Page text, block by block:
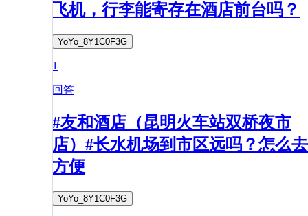
飞机，行李能寄存在酒店前台吗？
YoYo_8Y1C0F3G
1
回答
#友和酒店（昆明火车站双桥夜市
店）#长水机场到市区远吗？怎么去
方便
YoYo_8Y1C0F3G